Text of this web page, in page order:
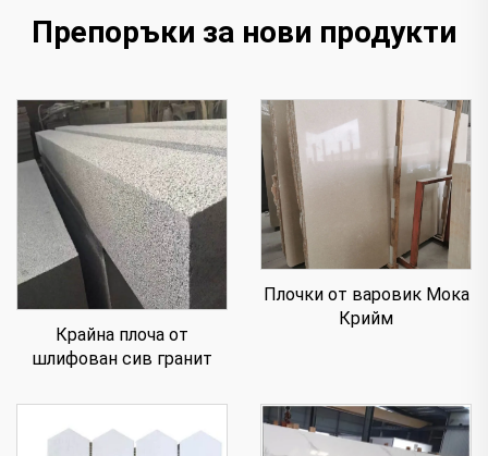
Препоръки за нови продукти
Крайна плоча от
шлифован сив гранит
Плочки от варовик Мока
Крийм